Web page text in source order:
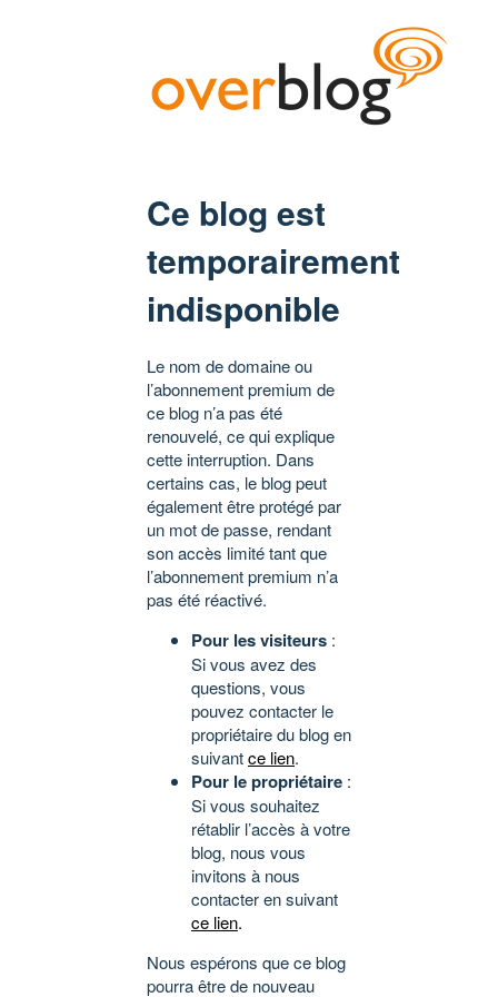
Ce blog est
temporairement
indisponible
Le nom de domaine ou
l’abonnement premium de
ce blog n’a pas été
renouvelé, ce qui explique
cette interruption. Dans
certains cas, le blog peut
également être protégé par
un mot de passe, rendant
son accès limité tant que
l’abonnement premium n’a
pas été réactivé.
Pour les visiteurs :
Si vous avez des
questions, vous
pouvez contacter le
propriétaire du blog en
suivantce lien.
Pour le propriétaire :
Si vous souhaitez
rétablir l’accès à votre
blog, nous vous
invitons à nous
contacter en suivant
ce lien.
Nous espérons que ce blog
pourra être de nouveau